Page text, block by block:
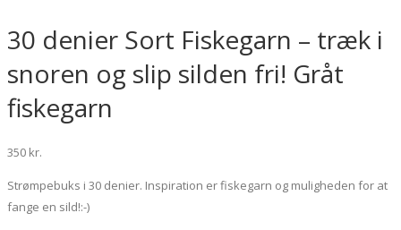
30 denier Sort Fiskegarn – træk i
snoren og slip silden fri! Gråt
fiskegarn
350 kr.
Strømpebuks i 30 denier. Inspiration er fiskegarn og muligheden for at
fange en sild!:-)